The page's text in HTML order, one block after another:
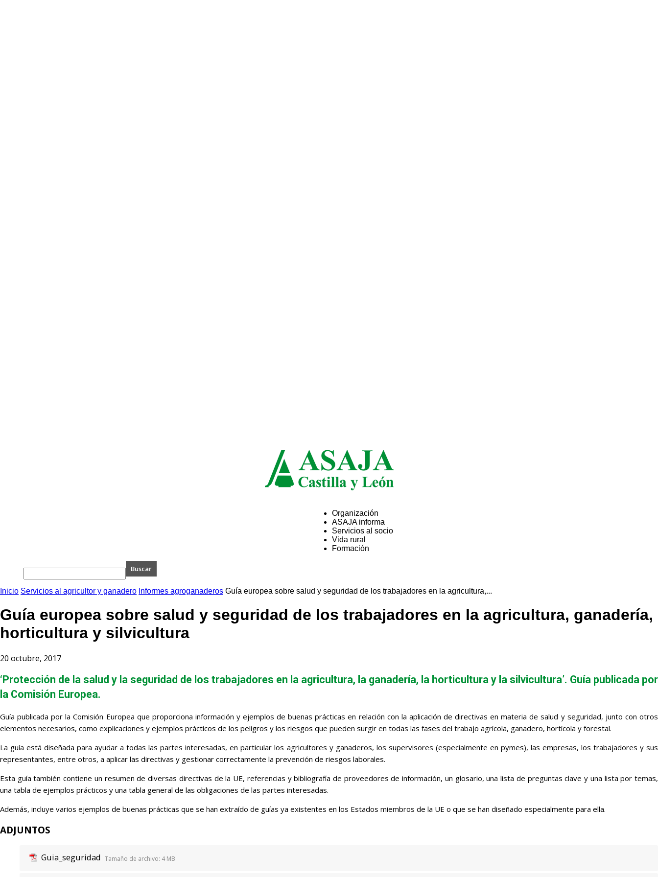
ASAJA
Castilla
León
Organización
ASAJA informa
Servicios al socio
Vida rural
Formación
Inicio Servicios al agricultor y ganadero Informes agroganaderos Guía europea sobre salud y seguridad de los trabajadores en la agricultura,...
Guía europea sobre salud y seguridad de los trabajadores en la agricultura, ganadería,
horticultura y silvicultura
20 octubre, 2017
‘Protección de la salud y la seguridad de los trabajadores en la agricultura, la ganadería, la horticultura y la silvicultura’. Guía publicada por
la Comisión Europea.
Guía publicada por la Comisión Europea que proporciona información y ejemplos de buenas prácticas en relación con la aplicación de directivas en materia de salud y seguridad, junto con otros
elementos necesarios, como explicaciones y ejemplos prácticos de los peligros y los riesgos que pueden surgir en todas las fases del trabajo agrícola, ganadero, hortícola y forestal.
La guía está diseñada para ayudar a todas las partes interesadas, en particular los agricultores y ganaderos, los supervisores (especialmente en pymes), las empresas, los trabajadores y sus
representantes, entre otros, a aplicar las directivas y gestionar correctamente la prevención de riesgos laborales.
Esta guía también contiene un resumen de diversas directivas de la UE, referencias y bibliografía de proveedores de información, un glosario, una lista de preguntas clave y una lista por temas,
una tabla de ejemplos prácticos y una tabla general de las obligaciones de las partes interesadas.
Además, incluye varios ejemplos de buenas prácticas que se han extraído de guías ya existentes en los Estados miembros de la UE o que se han diseñado especialmente para ella.
ADJUNTOS
Guia_seguridad Tamaño de archivo: 4 MB